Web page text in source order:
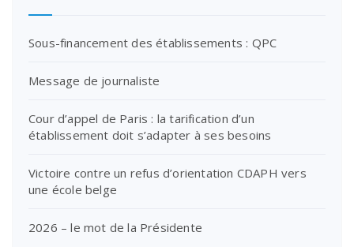
Sous-financement des établissements : QPC
Message de journaliste
Cour d’appel de Paris : la tarification d’un
établissement doit s’adapter à ses besoins
Victoire contre un refus d’orientation CDAPH vers
une école belge
2026 – le mot de la Présidente